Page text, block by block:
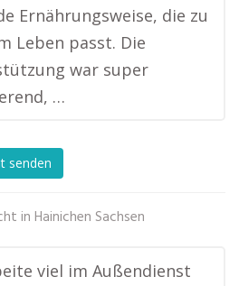
Ernährungsweise, die zu
Leben passt. Die
war super
…
senden
in Hainichen Sachsen
viel im Außendienst